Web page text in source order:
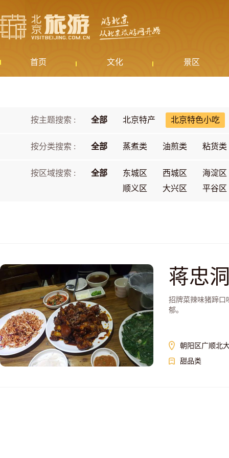
首页 文化 景区
按主题搜索 : 全部 北京特产 北京特色小吃
按分类搜索 : 全部 蒸煮类 油煎类 粘货类
按区域搜索 : 全部 东城区 西城区
海淀区
顺义区
大兴区 平谷区
蒋忠
招牌菜辣味猪蹄口
郁。
朝阳区广顺北
甜品类